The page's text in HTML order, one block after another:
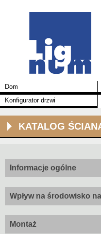
Dom
Konfigurator drzwi
KATALOG
Informacje ogólne
Wpływ na środowisko
Montaż